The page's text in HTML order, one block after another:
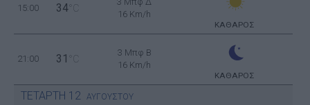
15:00 34 °C
16 Km/h
ΚΑΘΑΡΟΣ
21:00 31 °C
3 Μπφ B
16 Km/h
ΚΑΘΑΡΟΣ
ΤΕΤΑΡΤΗ 12 ΑΥΓΟΥΣΤΟΥ